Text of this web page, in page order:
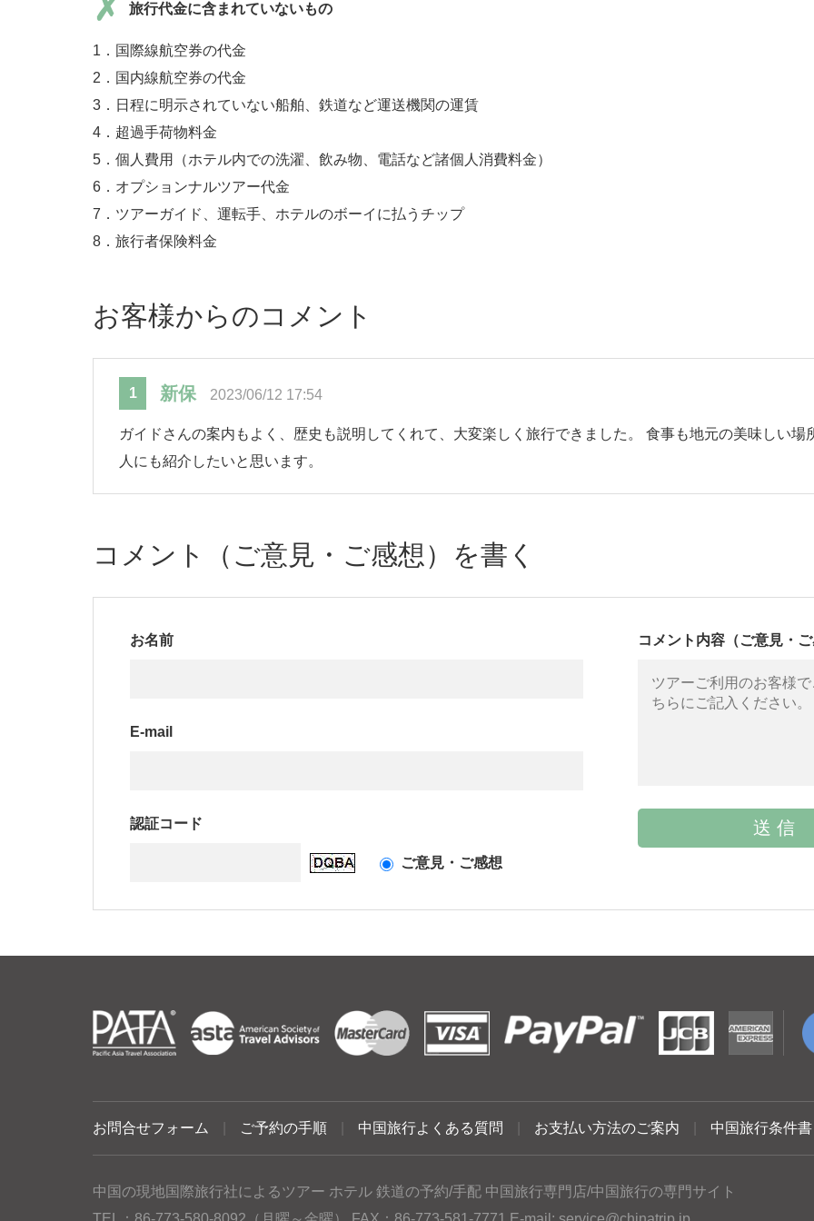
旅行代金に含まれていないもの
1．国際線航空券の代金
2．国内線航空券の代金
3．日程に明示されていない船舶、鉄道など運送機関の運賃
4．超過手荷物料金
5．個人費用（ホテル内での洗濯、飲み物、電話など諸個人消費料金）
6．オプションナルツアー代金
7．ツアーガイド、運転手、ホテルのボーイに払うチップ
8．旅行者保険料金
お客様からのコメント
1 新保 2023/06/12 17:54
ガイドさんの案内もよく、歴史も説明してくれて、大変楽しく旅行できました。 食事も地元の美味しい
人にも紹介したいと思います。
コメント（ご意見・ご感想）を書く
お名前
E-mail
認証コード
ご意見・ご感想
コメント内容（ご意見・
お問合せフォーム ご予約の手順 中国旅行よくある質問 お支払い方法のご案内 中国旅行条件書
中国の現地国際旅行社によるツアー ホテル 鉄道の予約/手配 中国旅行専門店/中国旅行の専門サイト